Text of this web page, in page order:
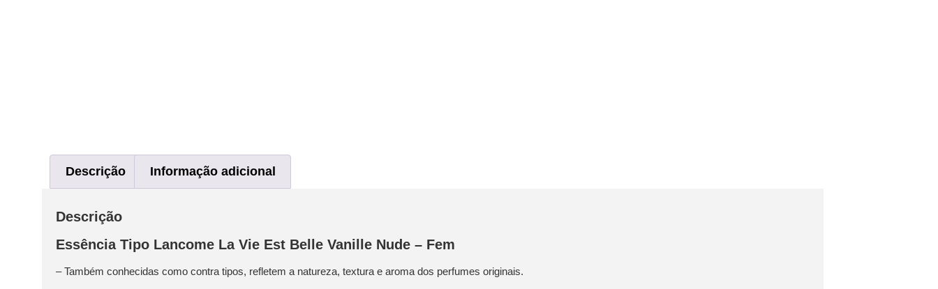
Descrição Informação adicional
Descrição
Essência Tipo Lancome La Vie Est Belle Vanille Nude – Fem
– Também conhecidas como contra tipos, refletem a natureza, textura e aroma dos perfumes originais.